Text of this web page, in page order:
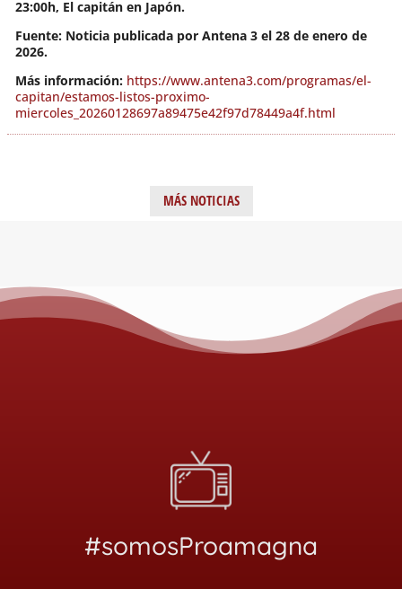
23:00h, El capitán en Japón.
Fuente: Noticia publicada por Antena 3 el 28 de enero de
2026.
Más información: https://www.antena3.com/programas/el-
capitan/estamos-listos-proximo-
miercoles_20260128697a89475e42f97d78449a4f.html
MÁS NOTICIAS
#somosProamagna